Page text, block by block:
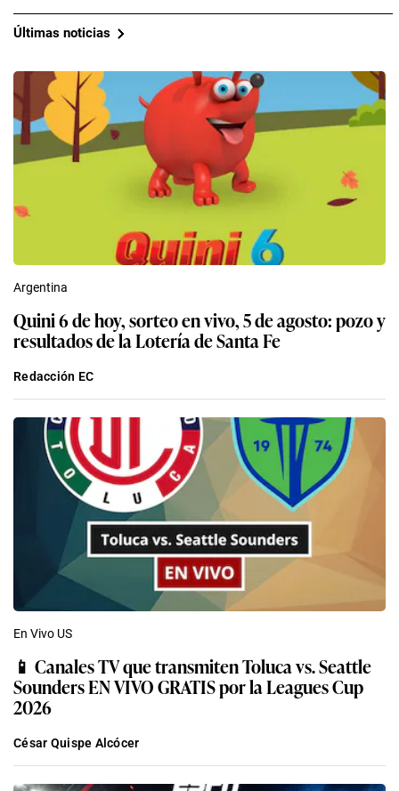
Últimas noticias
Argentina
Quini 6 de hoy, sorteo en vivo, 5 de agosto: pozo y
resultados de la Lotería de Santa Fe
Redacción EC
En Vivo US
📱 Canales TV que transmiten Toluca vs. Seattle
Sounders EN VIVO GRATIS por la Leagues Cup
2026
César Quispe Alcócer